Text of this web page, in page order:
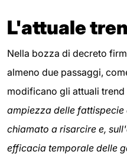
L'attuale
Nella bozza di decreto
almeno due passaggi,
modificano gli attuali
ampiezza delle
chiamato a risarcire e,
efficacia temporale delle